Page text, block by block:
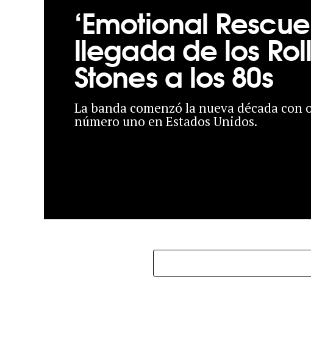
‘Emotional
llegada de los
Stones a los 80s
La banda comenzó la nueva década con
número uno en Estados Unidos.